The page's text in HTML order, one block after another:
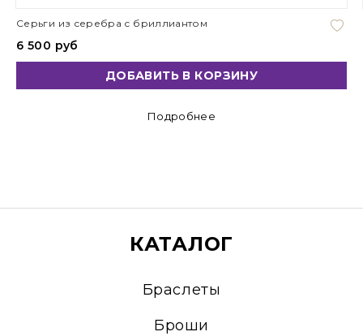
Серьги из серебра с бриллиантом
6 500 руб
ДОБАВИТЬ В КОРЗИНУ
Подробнее
КАТАЛОГ
Браслеты
Броши